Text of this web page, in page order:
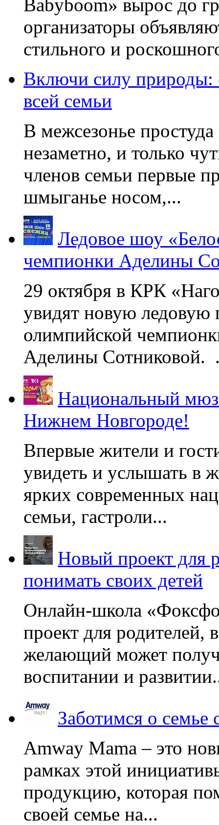
Babyboom» вырос до
организаторы
стильного и
Включи силу
всей семьи
В межсезонье
незаметно, и только
членов семьи первые
шмыганье носом,...
Ледовое шоу
чемпионки Аделины
29 октября в КРК
увидят новую ледовую
олимпийской
Аделины Сотниковой.
Национальный
Нижнем Новгороде!
Впервые жители и
увидеть и услышать в
ярких современных
семьи, гастроли...
Новый проект для
понимать своих детей
Онлайн-школа
проект для родителей,
желающий может
воспитании и
Заботимся о
Amway Mama – это
рамках этой
продукцию, которая
своей семье на...